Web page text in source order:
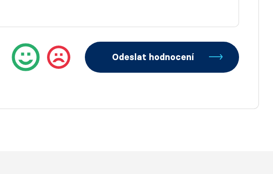
Odeslat hodnocení